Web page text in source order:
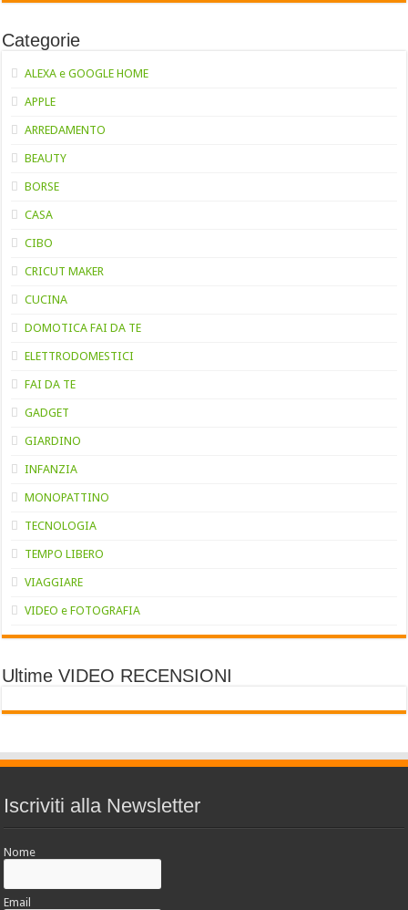
Categorie
ALEXA e GOOGLE HOME
APPLE
ARREDAMENTO
BEAUTY
BORSE
CASA
CIBO
CRICUT MAKER
CUCINA
DOMOTICA FAI DA TE
ELETTRODOMESTICI
FAI DA TE
GADGET
GIARDINO
INFANZIA
MONOPATTINO
TECNOLOGIA
TEMPO LIBERO
VIAGGIARE
VIDEO e FOTOGRAFIA
Ultime VIDEO RECENSIONI
Iscriviti alla Newsletter
Nome
Email